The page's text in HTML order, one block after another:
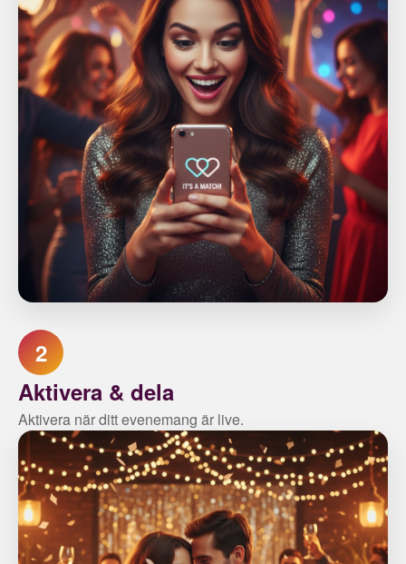
2
Aktivera & dela
Aktivera när ditt evenemang är live.